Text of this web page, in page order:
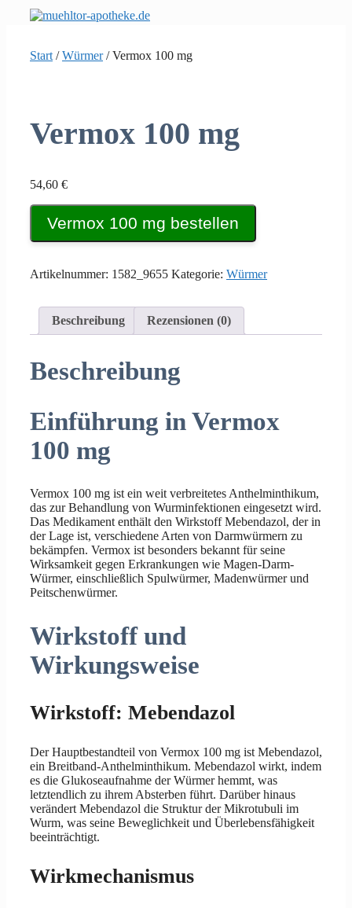
Start /Würmer/ Vermox 100 mg
Vermox 100 mg
54,60 €
Vermox 100 mg bestellen
Artikelnummer: 1582_9655 Kategorie: Würmer
Beschreibung Rezensionen (0)
Beschreibung
Einführung in Vermox
100 mg
Vermox 100 mg ist ein weit verbreitetes Anthelminthikum,
das zur Behandlung von Wurminfektionen eingesetzt wird.
Das Medikament enthält den Wirkstoff Mebendazol, der in
der Lage ist, verschiedene Arten von Darmwürmern zu
bekämpfen. Vermox ist besonders bekannt für seine
Wirksamkeit gegen Erkrankungen wie Magen-Darm-
Würmer, einschließlich Spulwürmer, Madenwürmer und
Peitschenwürmer.
Wirkstoff und
Wirkungsweise
Wirkstoff: Mebendazol
Der Hauptbestandteil von Vermox 100 mg ist Mebendazol,
ein Breitband-Anthelminthikum. Mebendazol wirkt, indem
es die Glukoseaufnahme der Würmer hemmt, was
letztendlich zu ihrem Absterben führt. Darüber hinaus
verändert Mebendazol die Struktur der Mikrotubuli im
Wurm, was seine Beweglichkeit und Überlebensfähigkeit
beeinträchtigt.
Wirkmechanismus